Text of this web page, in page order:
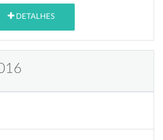
DETALHES